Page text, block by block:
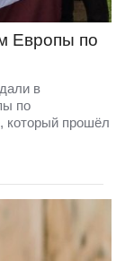
Европы по
в
по
который прошёл